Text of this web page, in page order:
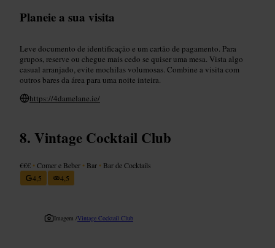
Planeie a sua visita
Leve documento de identificação e um cartão de pagamento. Para
grupos, reserve ou chegue mais cedo se quiser uma mesa. Vista algo
casual arranjado, evite mochilas volumosas. Combine a visita com
outros bares da área para uma noite inteira.
https://4damelane.ie/
Vintage Cocktail Club
€€€ •Comer e Beber • Bar • Bar de Cocktails
4,5
4,5
Imagem /Vintage Cocktail Club